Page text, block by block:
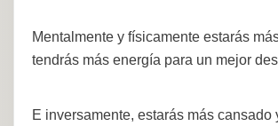
Mentalmente y físicamente estarás
tendrás más energía para un mejor
E inversamente, estarás más cansado